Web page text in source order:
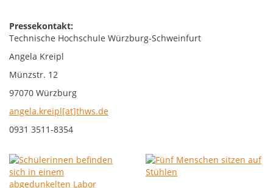
Pressekontakt:
Technische Hochschule Würzburg-Schweinfurt
Angela Kreipl
Münzstr. 12
97070 Würzburg
angela.kreipl[at]thws.de
0931 3511-8354